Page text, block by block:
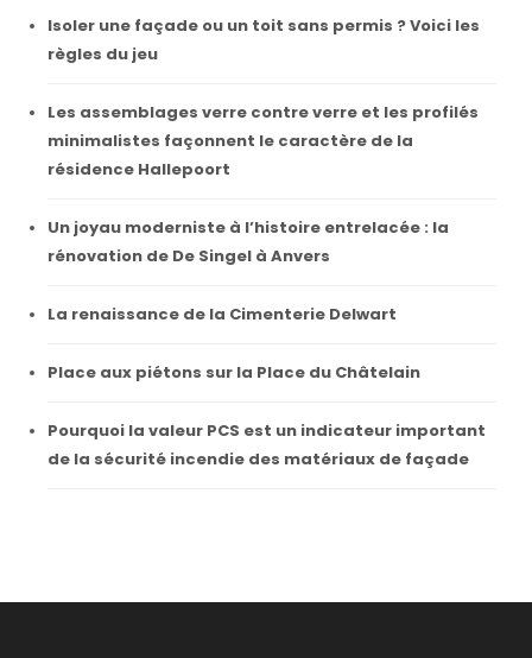
Isoler une façade ou un toit sans permis ? Voici les
règles du jeu
Les assemblages verre contre verre et les profilés
minimalistes façonnent le caractère de la
résidence Hallepoort
Un joyau moderniste à l’histoire entrelacée : la
rénovation de De Singel à Anvers
La renaissance de la Cimenterie Delwart
Place aux piétons sur la Place du Châtelain
Pourquoi la valeur PCS est un indicateur important
de la sécurité incendie des matériaux de façade